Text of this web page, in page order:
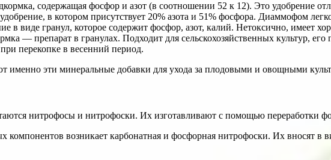
содержащая фосфор и азот (в соотношении 52 к 12). Это удобрение
в котором присутствует 20% азота и 51% фосфора. Диаммофом
в виде гранул, которое содержит фосфор, азот, калий. Нетоксично, имеет
— препарат в гранулах. Подходит для сельскохозяйственных культур,
перекопке в весенний период.
именно эти минеральные добавки для ухода за плодовыми и овощными
нитрофосы и нитрофоски. Их изготавливают с помощью переработки
возникает карбонатная и фосфорная нитрофоски. Их вносят в